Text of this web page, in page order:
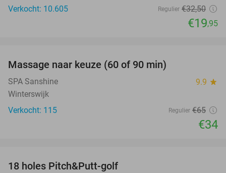
Verkocht: 10.605
Regulier €32,50
€19,95
Massage naar keuze (60 of 90 min)
SPA Sanshine 9.9 star
Winterswijk
Verkocht: 115
Regulier €65
€34
18 holes Pitch&Putt-golf